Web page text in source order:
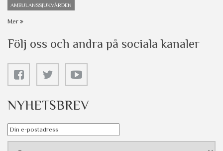
AMBULANSSJUKVÅRDEN
Mer
Följ oss och andra på sociala kanaler
NYHETSBREV